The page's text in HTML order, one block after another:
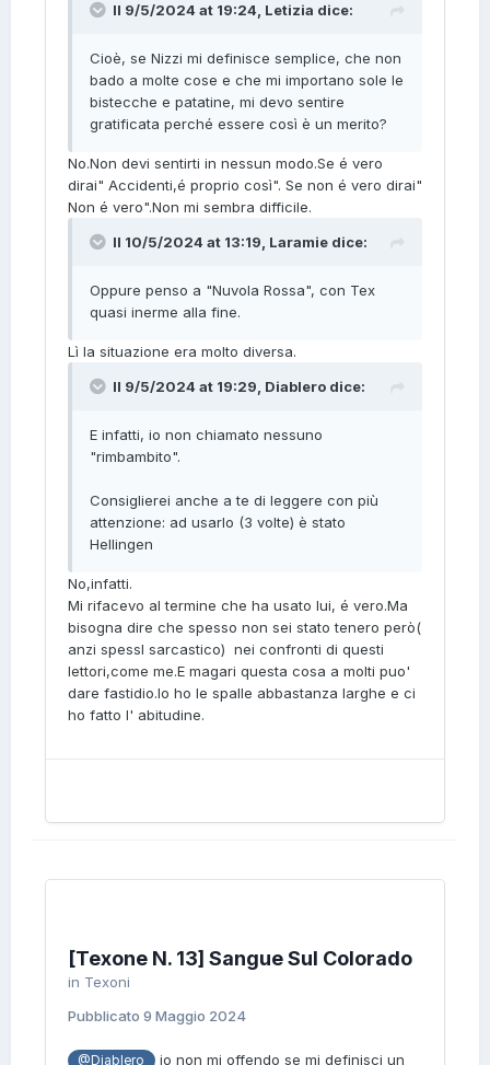
Il 9/5/2024 at 19:24, Letizia dice:
Cioè, se Nizzi mi definisce semplice, che non
bado a molte cose e che mi importano sole le
bistecche e patatine, mi devo sentire
gratificata perché essere così è un merito?
No.Non devi sentirti in nessun modo.Se é vero
dirai" Accidenti,é proprio così". Se non é vero dirai"
Non é vero".Non mi sembra difficile.
Il 10/5/2024 at 13:19, Laramie dice:
Oppure penso a "Nuvola Rossa", con Tex
quasi inerme alla fine.
Lì la situazione era molto diversa.
Il 9/5/2024 at 19:29, Diablero dice:
E infatti, io non chiamato nessuno
"rimbambito".
Consiglierei anche a te di leggere con più
attenzione: ad usarlo (3 volte) è stato
Hellingen
No,infatti.
Mi rifacevo al termine che ha usato lui, é vero.Ma
bisogna dire che spesso non sei stato tenero però(
anzi spessl sarcastico) nei confronti di questi
lettori,come me.E magari questa cosa a molti puo'
dare fastidio.Io ho le spalle abbastanza larghe e ci
ho fatto l' abitudine.
[Texone N. 13] Sangue Sul Colorado
in Texoni
Pubblicato 9 Maggio 2024
@Diablero io non mi offendo se mi definisci un